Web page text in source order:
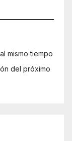
mismo tiempo
del próximo